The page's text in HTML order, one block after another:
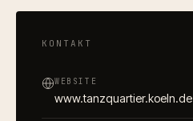
KONTAKT
WEBSITE
www.tanzquartier.koeln.de